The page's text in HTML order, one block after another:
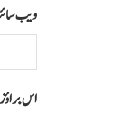
ویب‌
اس